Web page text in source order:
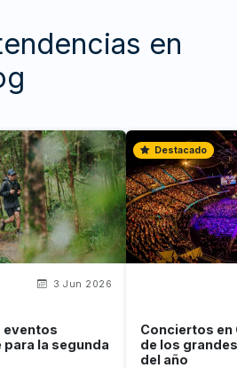
en
3 Jun 2026
eventos
la segunda
Destacado
Conciertos en
de los
del año